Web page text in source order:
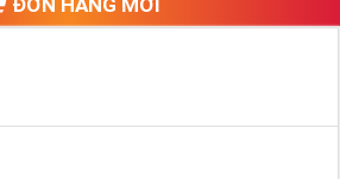
ĐƠN HÀNG MỚI